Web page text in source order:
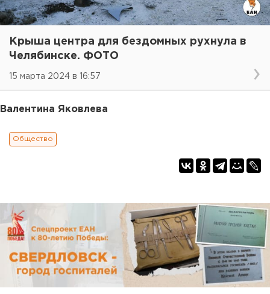
Крыша центра для бездомных рухнула в
Челябинске. ФОТО
15 марта 2024 в 16:57
Валентина Яковлева
Общество